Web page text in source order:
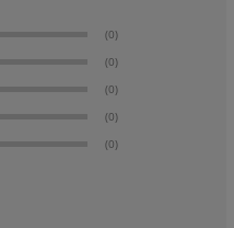
(0)
(0)
(0)
(0)
(0)